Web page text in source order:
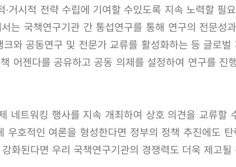
거시적 전략 수립에 기여할 수있도록 지속 노력할 필
는 국책연구기관 간 통섭연구를 통해 연구의 전문성
와 공동연구 및 전문가 교류를 활성화하는 등 글로
어젠다를 공유하고 공동 의제를 설정하여 연구를 진
네트워킹 행사를 지속 개최하여 상호 의견을 교류할
우호적인 여론을 형성한다면 정부의 정책 추진에도
화된다면 우리 국책연구기관의 경쟁력도 더욱 제고될